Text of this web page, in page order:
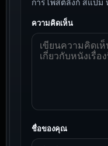
การโพสต์ลิงก์ สแปม
ความคิดเห็น
ชื่อของคุณ